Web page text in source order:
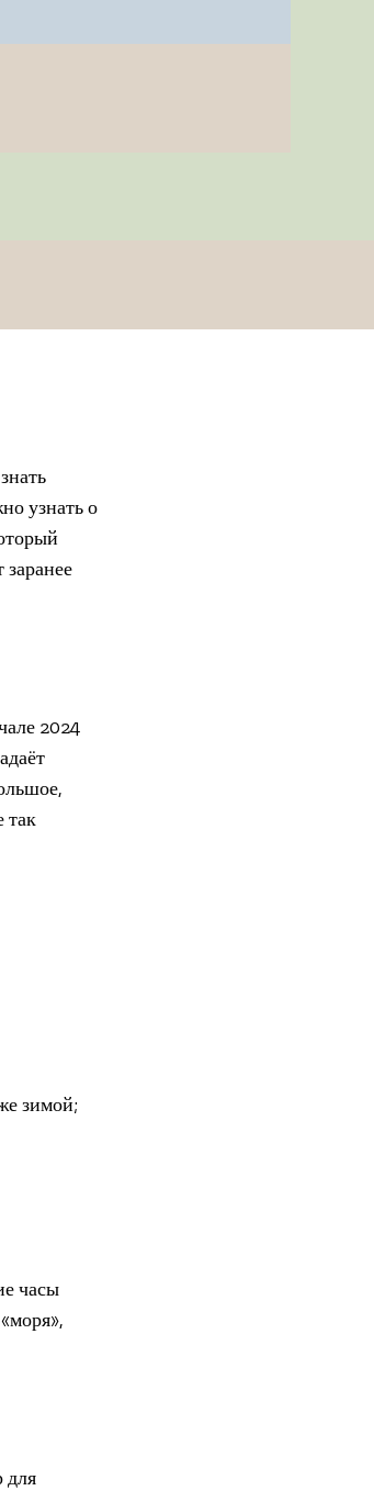
узнать о
2024
так
зимой;
часы
для